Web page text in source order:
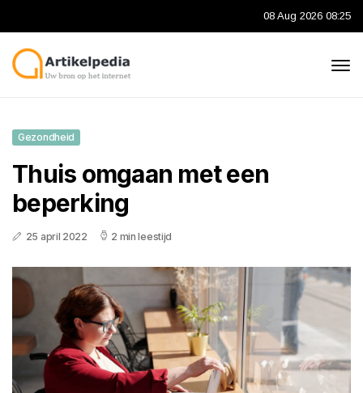
08 Aug 2026 08:25
Gezondheid
Thuis omgaan met een
beperking
25 april 2022 2 min leestijd